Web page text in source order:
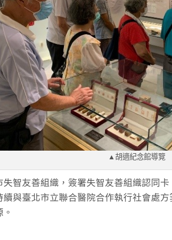
▲胡適紀念館導覽
智友善組織，簽署失智友善組織認同
與臺北市立聯合醫院合作執行社會處